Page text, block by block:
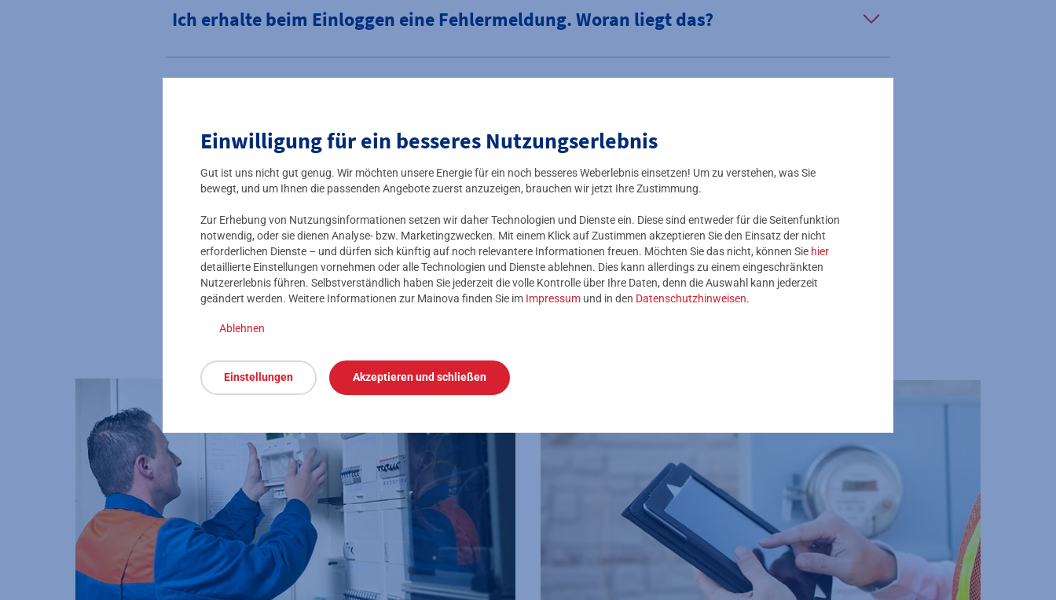
Ich erhalte beim Einloggen eine Fehlermeldung. Woran liegt das?
Ich habe mein Passwort vergessen. Wie kann ich ein neues anfordern?
Ich benötige persönliche Hilfe. An wen kann ich mich wenden?
Einwilligung für ein besseres Nutzungserlebnis
Gut ist uns nicht gut genug. Wir möchten unsere Energie für ein noch besseres Weberlebnis einsetzen! Um zu verstehen, was Sie
bewegt, und um Ihnen die passenden Angebote zuerst anzuzeigen, brauchen wir jetzt Ihre Zustimmung.
Zur Erhebung von Nutzungsinformationen setzen wir daher Technologien und Dienste ein. Diese sind entweder für die Seitenfunktion
notwendig, oder sie dienen Analyse- bzw. Marketingzwecken. Mit einem Klick auf Zustimmen akzeptieren Sie den Einsatz der nicht
erforderlichen Dienste – und dürfen sich künftig auf noch relevantere Informationen freuen. Möchten Sie das nicht, können Sie hier
detaillierte Einstellungen vornehmen oder alle Technologien und Dienste ablehnen. Dies kann allerdings zu einem eingeschränkten
Nutzererlebnis führen. Selbstverständlich haben Sie jederzeit die volle Kontrolle über Ihre Daten, denn die Auswahl kann jederzeit
geändert werden. Weitere Informationen zur Mainova finden Sie im Impressum und in den Datenschutzhinweisen.
Ablehnen
Einstellungen Akzeptieren und schließen